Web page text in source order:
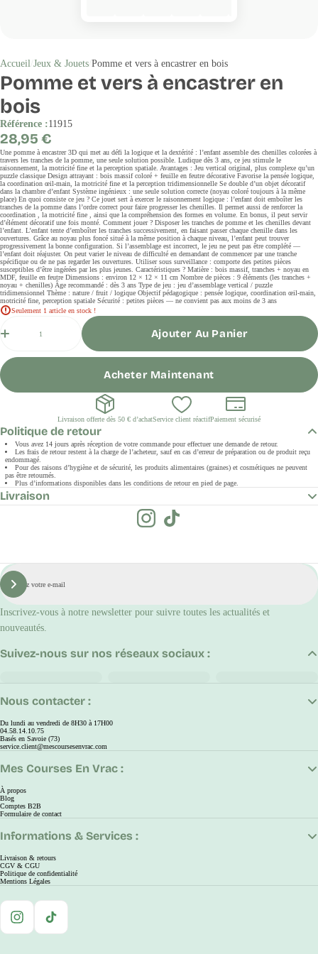
Accueil Jeux & Jouets Pomme et vers à encastrer en bois
Pomme et vers à encastrer en
bois
Référence :11915
Prix
régulier
28,95 €
Une pomme à encastrer 3D qui met au défi la logique et la dextérité : l’enfant assemble des chenilles colorées à
travers les tranches de la pomme, une seule solution possible. Ludique dès 3 ans, ce jeu stimule le
raisonnement, la motricité fine et la perception spatiale. Avantages : Jeu vertical original, plus complexe qu’un
puzzle classique Design attrayant : bois massif coloré + feuille en feutre décorative Favorise la pensée logique,
la coordination œil-main, la motricité fine et la perception tridimensionnelle Se double d’un objet décoratif
dans la chambre d’enfant Système ingénieux : une seule solution correcte (noyau coloré toujours à la même
place) En quoi consiste ce jeu ? Ce jouet sert à exercer le raisonnement logique : l’enfant doit emboîter les
tranches de la pomme dans l’ordre correct pour faire progresser les chenilles. Il permet aussi de renforcer la
coordination , la motricité fine , ainsi que la compréhension des formes en volume. En bonus, il peut servir
d’élément décoratif une fois monté. Comment jouer ? Disposer les tranches de pomme et les chenilles devant
l’enfant. L’enfant tente d’emboîter les tranches successivement, en faisant passer chaque chenille dans les
ouvertures. Grâce au noyau plus foncé situé à la même position à chaque niveau, l’enfant peut trouver
progressivement la bonne configuration. Si l’assemblage est incorrect, le jeu ne peut pas être complété —
l’enfant doit réajuster. On peut varier le niveau de difficulté en demandant de commencer par une tranche
spécifique ou de ne pas regarder les ouvertures. Utiliser sous surveillance : comporte des petites pièces
susceptibles d’être ingérées par les plus jeunes. Caractéristiques ? Matière : bois massif, tranches + noyau en
MDF, feuille en feutre Dimensions : environ 12 × 12 × 11 cm Nombre de pièces : 9 éléments (les tranches +
noyau + chenilles) Âge recommandé : dès 3 ans Type de jeu : jeu d’assemblage vertical / puzzle
tridimensionnel Thème : nature / fruit / logique Objectif pédagogique : pensée logique, coordination œil-main,
motricité fine, perception spatiale Sécurité : petites pièces — ne convient pas aux moins de 3 ans
Seulement 1 article en stock !
Ajouter Au Panier
Acheter Maintenant
Livraison offerte dès 50 € d’achatService client réactifPaiement sécurisé
Politique de retour
Vous avez 14 jours après réception de votre commande pour effectuer une demande de retour.
Les frais de retour restent à la charge de l’acheteur, sauf en cas d’erreur de préparation ou de produit reçu
endommagé.
Pour des raisons d’hygiène et de sécurité, les produits alimentaires (graines) et cosmétiques ne peuvent
pas être retournés.
Plus d’informations disponibles dans les conditions de retour en pied de page.
Livraison
E-
mail
S'inscrire
Inscrivez-vous à notre newsletter pour suivre toutes les actualités et
nouveautés.
Nous contacter :
Du lundi au vendredi de 8H30 à 17H00
04.58.14.10.75
Basés en Savoie (73)
service.client@mescoursesenvrac.com
Mes Courses En Vrac :
À propos
Blog
Comptes B2B
Formulaire de contact
Informations & Services :
Livraison & retours
CGV & CGU
Politique de confidentialité
Mentions Légales
Suivez-nous sur nos réseaux sociaux :
Instagram
TikTok